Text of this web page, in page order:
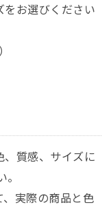
お選びください
、質感、サイズに
実際の商品と色